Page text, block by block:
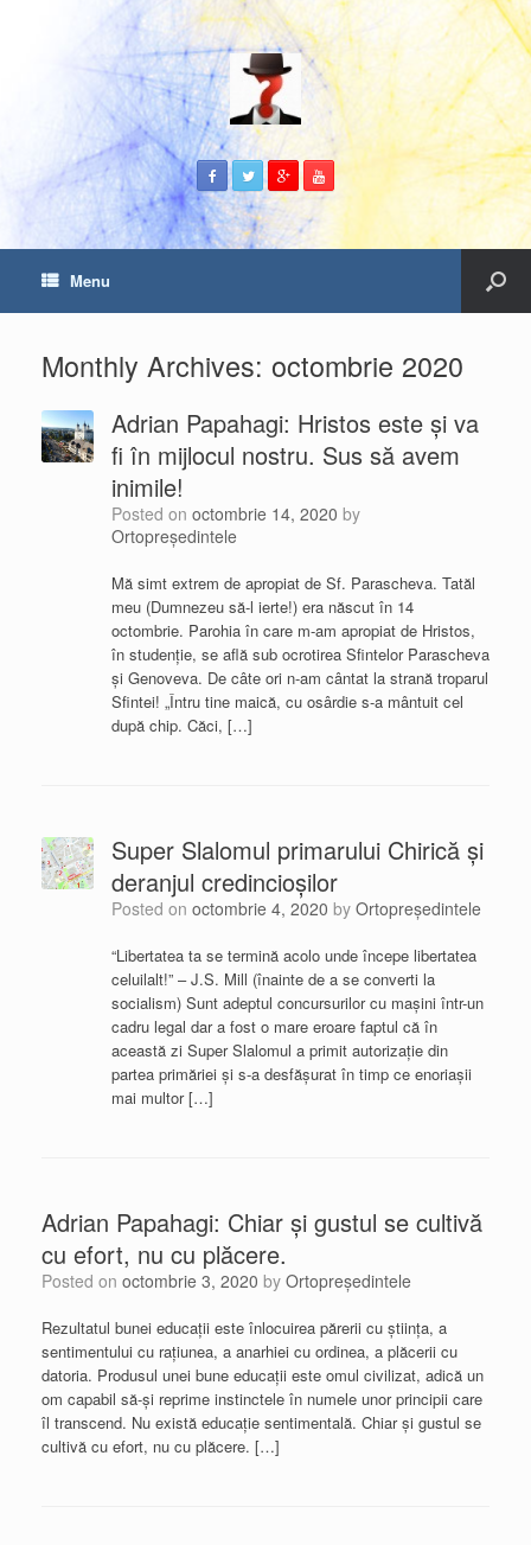
Menu
Monthly Archives: octombrie 2020
Adrian Papahagi: Hristos este și va
fi în mijlocul nostru. Sus să avem
inimile!
Posted on octombrie 14, 2020 by
Ortopreședintele
Mă simt extrem de apropiat de Sf. Parascheva. Tatăl
meu (Dumnezeu să-l ierte!) era născut în 14
octombrie. Parohia în care m-am apropiat de Hristos,
în studenție, se află sub ocrotirea Sfintelor Parascheva
și Genoveva. De câte ori n-am cântat la strană troparul
Sfintei! „Întru tine maică, cu osârdie s-a mântuit cel
după chip. Căci, […]
Super Slalomul primarului Chirică și
deranjul credincioșilor
Posted on octombrie 4, 2020 by Ortopreședintele
“Libertatea ta se termină acolo unde începe libertatea
celuilalt!” – J.S. Mill (înainte de a se converti la
socialism) Sunt adeptul concursurilor cu mașini într-un
cadru legal dar a fost o mare eroare faptul că în
această zi Super Slalomul a primit autorizație din
partea primăriei și s-a desfășurat în timp ce enoriașii
mai multor […]
Adrian Papahagi: Chiar și gustul se cultivă
cu efort, nu cu plăcere.
Posted on octombrie 3, 2020 by Ortopreședintele
Rezultatul bunei educații este înlocuirea părerii cu știința, a
sentimentului cu rațiunea, a anarhiei cu ordinea, a plăcerii cu
datoria. Produsul unei bune educații este omul civilizat, adică un
om capabil să-și reprime instinctele în numele unor principii care
îl transcend. Nu există educație sentimentală. Chiar și gustul se
cultivă cu efort, nu cu plăcere. […]